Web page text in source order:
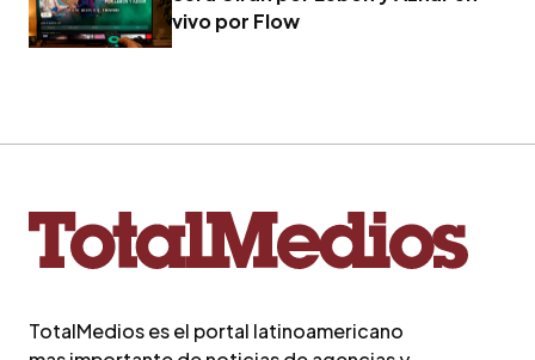
vivo por Flow
TotalMedios es el portal latinoamericano